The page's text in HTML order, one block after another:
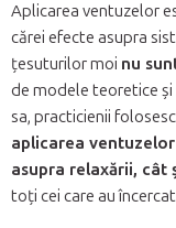
Aplicarea ventuzelor
cărei efecte asupra
țesuturilor moi nu
de modele teoretice
sa, practicienii
aplicarea
asupra relaxării, cât
toți cei care au